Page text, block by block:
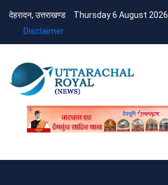
देहरादन, उत्तराखण्ड Thursday 6 August 2026
Disclaimer